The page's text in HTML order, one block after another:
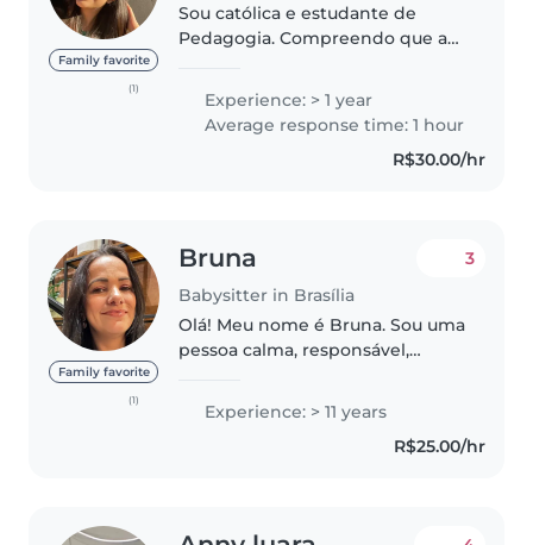
Family favorite
(1)
Sou católica e estudante de
Pedagogia. Compreendo que a
desenvolvimento, e que o cuidar
vai muito além da supervisão,
envolve também o carinho e a
Experience: > 1 year
Average response time: 1 hour
R$30.00/hr
Family favorite
(1)
Bruna
Babysitter in Brasília
3
Olá! Meu nome é Bruna. Sou uma
pessoa calma, responsável,
que me proporcionou
experiência prática e dedicação
Experience: > 11 years
R$25.00/hr